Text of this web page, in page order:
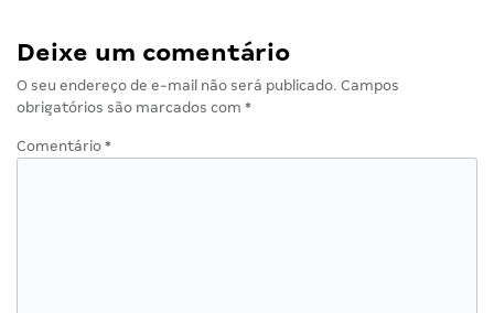
Deixe um comentário
O seu endereço de e-mail não será publicado. Campos
obrigatórios são marcados com *
Comentário *